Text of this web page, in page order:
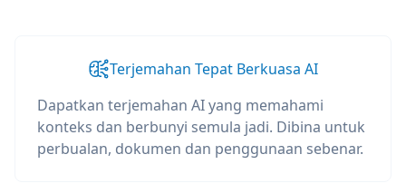
Terjemahan Tepat Berkuasa AI
Dapatkan terjemahan AI yang memahami
konteks dan berbunyi semula jadi. Dibina untuk
perbualan, dokumen dan penggunaan sebenar.